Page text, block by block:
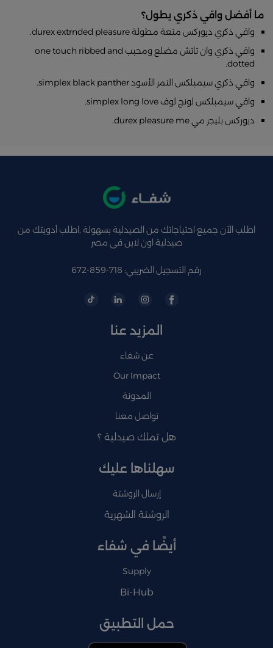
ما أفضل واقي ذكري يطول؟
واقي ذكري ديوركس متعة مطولة durex extrnded pleasure.
واقي ذكري وان تاتش مضلع ومحبب one touch ribbed and
dotted.
واقي ذكري سيمبلكس النمر الأسود simplex black panther.
واقي سيمبلكس لونج لوف simplex long love.
ديوركس بليجر مي durex pleasure me.
اطلب الآن جميع احتياجاتك من الصيدلية بسهولة ,اطلب أدويتك من
صيدلية اون لاين فى مصر
رقم التسجيل الضريبي: 718-859-672
المزيد عنا
عن شفاء
Our Impact
المدونة
تواصل معنا
هل تملك صيدلية ؟
سهلناها عليك
إرسال الروشتة
الروشتة الشهرية
أيضًا في شفاء
Supply
Bi-Hub
حمل التطبيق